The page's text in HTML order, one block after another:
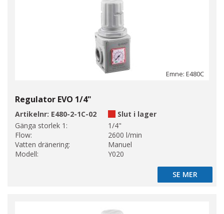
Emne: E480C
Regulator EVO 1/4"
Artikelnr: E480-2-1C-02
Slut i lager
Gänga storlek 1:
1/4"
Flow:
2600 l/min
Vatten dränering:
Manuel
Modell:
Y020
SE MER
SE MER